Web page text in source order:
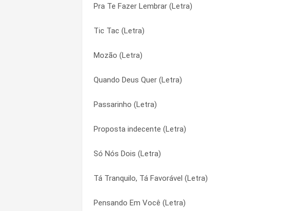
Pra Te Fazer Lembrar (Letra)
Tic Tac (Letra)
Mozão (Letra)
Quando Deus Quer (Letra)
Passarinho (Letra)
Proposta indecente (Letra)
Só Nós Dois (Letra)
Tá Tranquilo, Tá Favorável (Letra)
Pensando Em Você (Letra)
Oxigênio de Mim (Letra)
Luxo (Letra)
Fica Suave (Letra)
Explodiu Partiu (Letra)
Porteiro (Letra)
Batom Vermelho (Letra)
Luz Acesa (Letra)
Adivinha (Letra)
Musa Da Praia (Letra)
Amor Bipolar (Letra)
Batom Vermelho (Letra)
Batom Vermelho (Letra)
Bebo Dobrado (Letra)
Beijar a Queima Roupa (Letra)
Cada Um Com Seus Problemas (Letra)
Calma Amor (Letra)
Chulep (Letra)
Coisa e Tal (Letra)